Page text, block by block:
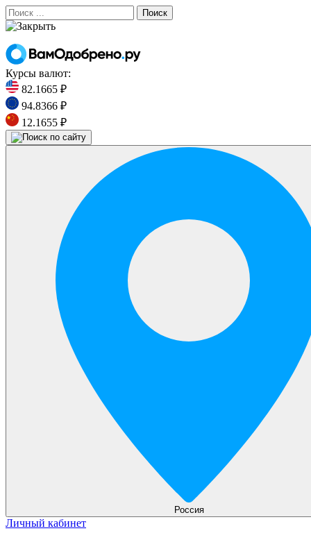
Поиск
Курсы валют:
82.1665 ₽
94.8366 ₽
12.1655 ₽
Россия
Личный кабинет